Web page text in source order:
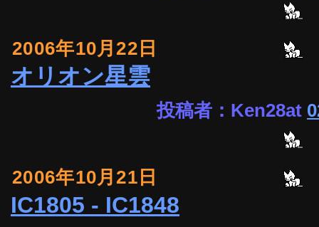
2006年10月22日
オリオン星雲
投稿者：Ken28at
2006年10月21日
IC1805 - IC1848